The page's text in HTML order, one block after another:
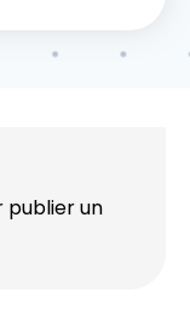
publier un